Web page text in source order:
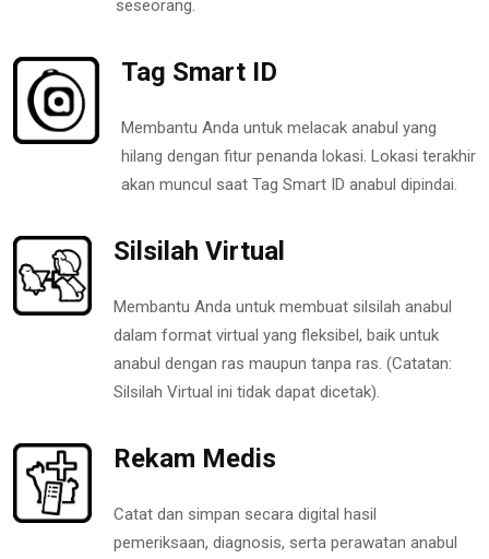
seseorang.
Tag Smart ID
Membantu Anda untuk melacak anabul yang
hilang dengan fitur penanda lokasi. Lokasi terakhir
akan muncul saat Tag Smart ID anabul dipindai.
Silsilah Virtual
Membantu Anda untuk membuat silsilah anabul
dalam format virtual yang fleksibel, baik untuk
anabul dengan ras maupun tanpa ras. (Catatan:
Silsilah Virtual ini tidak dapat dicetak).
Rekam Medis
Catat dan simpan secara digital hasil
pemeriksaan, diagnosis, serta perawatan anabul